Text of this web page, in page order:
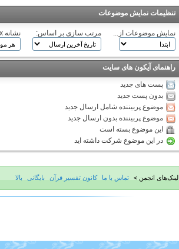
تنظیمات نمایش موضوعات
نمایش موضوعات از... مرتب سازی بر اساس: نشانه Prefix
راهنمای آیکون های سایت
پست های جدید
بدون پست جدید
موضوع پربیننده شامل ارسال جدید
موضوع پربیننده بدون ارسال جدید
این موضوع بسته است
در این موضوع شرکت داشته اید
لینک‌های انجمن > تماس با ما کانون تفسیر قرآن بایگانی بالا